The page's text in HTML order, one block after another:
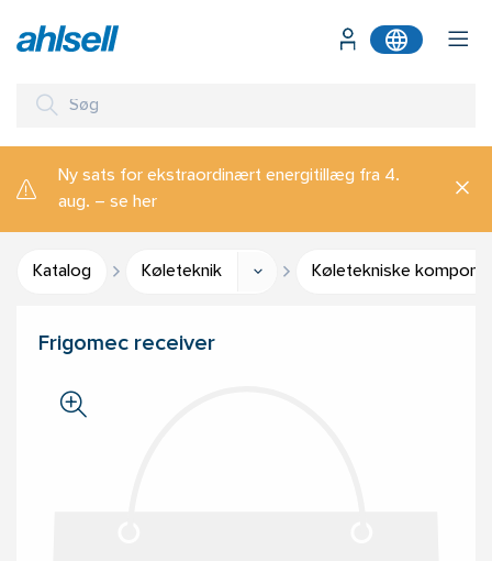
Ny sats for ekstraordinært energitillæg fra 4.
aug. – se her
Katalog Køleteknik Køletekniske
Frigomec receiver